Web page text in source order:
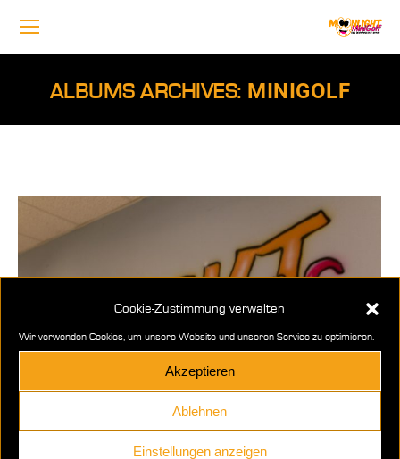
Cookie-Zustimmung verwalten
Wir verwenden Cookies, um unsere Website und unseren Service zu optimieren.
Akzeptieren
Ablehnen
Einstellungen anzeigen
ALBUMS ARCHIVES: MINIGOLF